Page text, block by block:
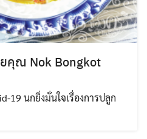
ยคุณ Nok Bongkot
19 นกยิ่งมั่นใจเรื่องการปลูก